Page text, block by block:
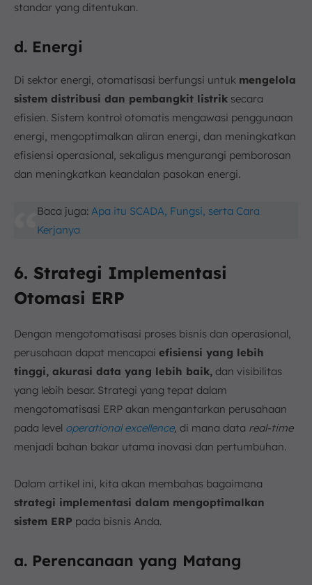
standar yang ditentukan.
d. Energi
Di sektor energi, otomatisasi berfungsi untuk mengelola
sistem distribusi dan pembangkit listrik secara
efisien. Sistem kontrol otomatis mengawasi penggunaan
energi, mengoptimalkan aliran energi, dan meningkatkan
efisiensi operasional, sekaligus mengurangi pemborosan
dan meningkatkan keandalan pasokan energi.
Baca juga:Apa itu SCADA, Fungsi, serta Cara
Kerjanya
6. Strategi Implementasi
Otomasi ERP
Dengan mengotomatisasi proses bisnis dan operasional,
perusahaan dapat mencapai efisiensi yang lebih
tinggi, akurasi data yang lebih baik, dan visibilitas
yang lebih besar. Strategi yang tepat dalam
mengotomatisasi ERP akan mengantarkan perusahaan
pada level operational excellence, di mana data real-time
menjadi bahan bakar utama inovasi dan pertumbuhan.
Dalam artikel ini, kita akan membahas bagaimana
strategi implementasi dalam mengoptimalkan
sistem ERP pada bisnis Anda.
a. Perencanaan yang Matang